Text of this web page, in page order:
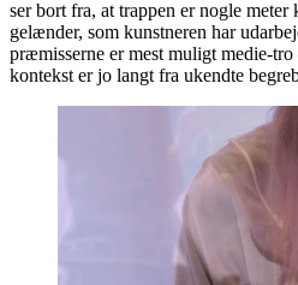
ser bort fra, at trappen er nogle meter
gelænder, som kunstneren har
præmisserne er mest muligt medie-
kontekst er jo langt fra ukendte